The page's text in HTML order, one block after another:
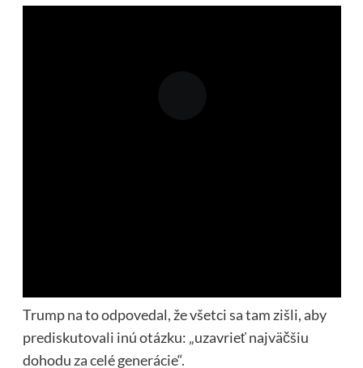
Trump na to odpovedal, že všetci sa tam zišli, aby
prediskutovali inú otázku: „uzavrieť najväčšiu
dohodu za celé generácie“.